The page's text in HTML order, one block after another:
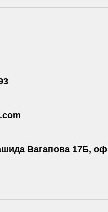
Вагапова 17Б,